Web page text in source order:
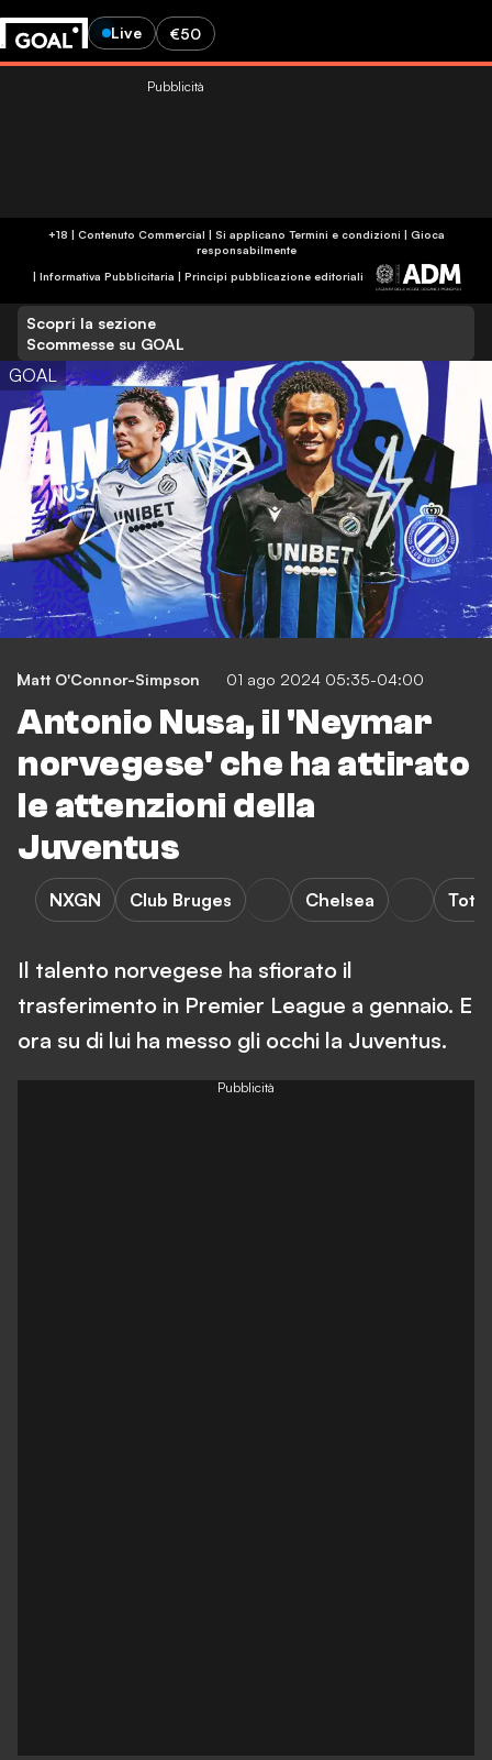
Live €50
Pubblicità
+18 | Contenuto Commercial | Si applicano Termini e condizioni | Gioca
responsabilmente
| Informativa Pubblicitaria | Principi pubblicazione editoriali
Scopri la sezione
Scommesse su GOAL
GOAL
Matt O'Connor-Simpson 01 ago 2024 05:35-04:00
Antonio Nusa, il 'Neymar
norvegese' che ha attirato
le attenzioni della
Juventus
NXGN Club Bruges Chelsea
Il talento norvegese ha sfiorato il
trasferimento in Premier League a gennaio. E
ora su di lui ha messo gli occhi la Juventus.
Pubblicità